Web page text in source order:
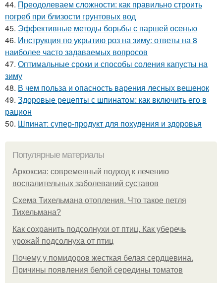
44. Преодолеваем сложности: как правильно строить
погреб при близости грунтовых вод
45. Эффективные методы борьбы с паршей осенью
46. Инструкция по укрытию роз на зиму: ответы на 8
наиболее часто задаваемых вопросов
47. Оптимальные сроки и способы соления капусты на
зиму
48. В чем польза и опасность варения лесных вешенок
49. Здоровые рецепты с шпинатом: как включить его в
рацион
50. Шпинат: супер-продукт для похудения и здоровья
Популярные материалы
Аркоксиа: современный подход к лечению
воспалительных заболеваний суставов
Схема Тихельмана отопления. Что такое петля
Тихельмана?
Как сохранить подсолнухи от птиц. Как уберечь
урожай подсолнуха от птиц
Почему у помидоров жесткая белая сердцевина.
Причины появления белой середины томатов